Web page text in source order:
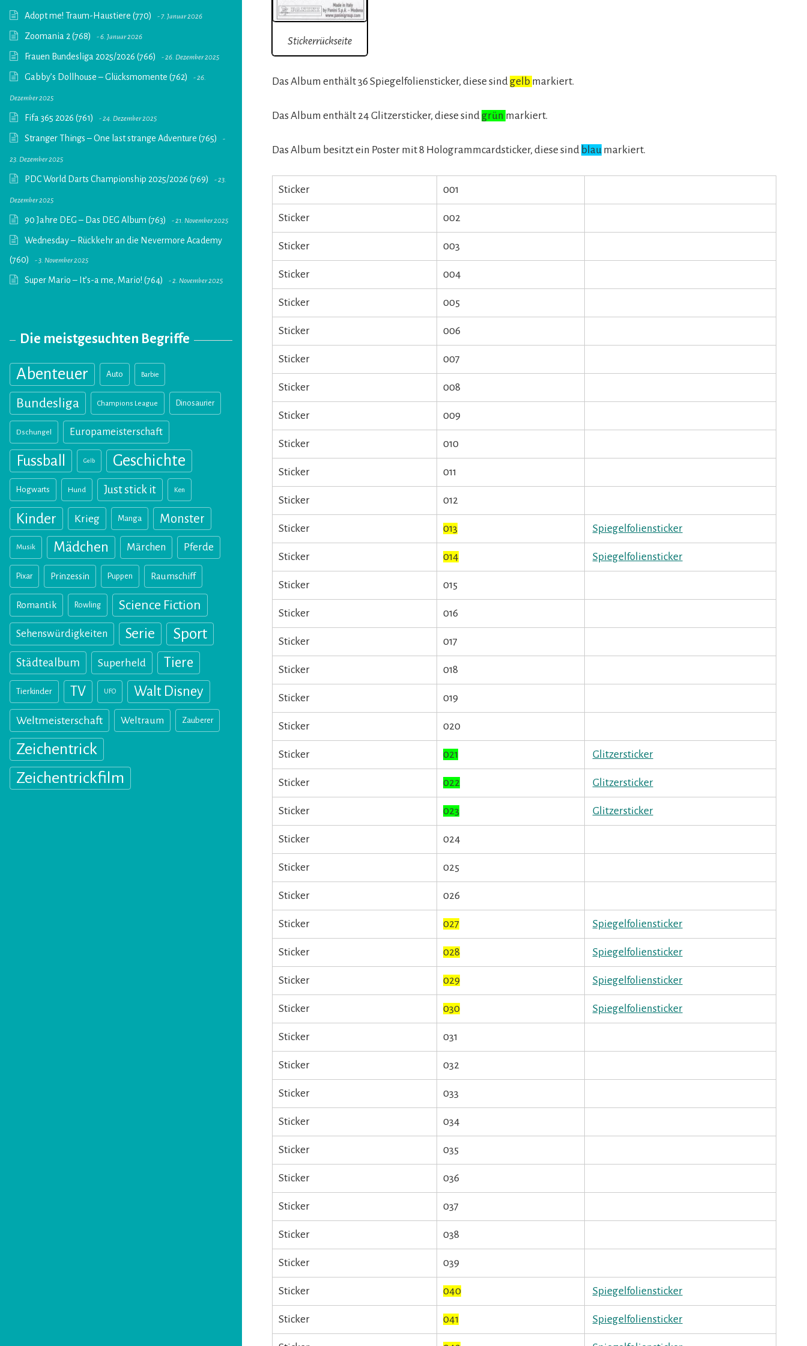
Adopt me! Traum-Haustiere (770) 7. Januar 2026
Zoomania 2 (768) 6. Januar 2026
Frauen Bundesliga 2025/2026 (766) 26. Dezember 2025
Gabby’s Dollhouse – Glücksmomente (762) 26.
Dezember 2025
Fifa 365 2026 (761) 24. Dezember 2025
Stranger Things – One last strange Adventure (765)
23. Dezember 2025
PDC World Darts Championship 2025/2026 (769) 23.
Dezember 2025
90 Jahre DEG – Das DEG Album (763) 21. November 2025
Wednesday – Rückkehr an die Nevermore Academy
(760)
3. November 2025
Super Mario – It’s-a me, Mario! (764) 2. November 2025
Die meistgesuchten Begriffe
Abenteuer Auto Barbie
Bundesliga Champions League Dinosaurier
Dschungel Europameisterschaft
Fussball Gelb Geschichte
Hogwarts Hund Just stick it Ken
Kinder Krieg Manga Monster
Musik Mädchen Märchen Pferde
Pixar Prinzessin Puppen Raumschiff
Romantik Rowling Science Fiction
Sehenswürdigkeiten Serie Sport
Städtealbum Superheld Tiere
Tierkinder TV UFO Walt Disney
Weltmeisterschaft Weltraum Zauberer
Zeichentrick
Zeichentrickfilm
Stickerrückseite
Das Album enthält 36 Spiegelfoliensticker, diese sindgelb markiert.
Das Album enthält 24 Glitzersticker, diese sindgrün markiert.
Das Album besitzt ein Poster mit 8 Hologrammcardsticker, diese sind blau markiert.
Sticker 001
Sticker 002
Sticker 003
Sticker 004
Sticker 005
Sticker 006
Sticker 007
Sticker 008
Sticker 009
Sticker 010
Sticker 011
Sticker 012
Sticker 013 Spiegelfoliensticker
Sticker 014 Spiegelfoliensticker
Sticker 015
Sticker 016
Sticker 017
Sticker 018
Sticker 019
Sticker 020
Sticker 021 Glitzersticker
Sticker 022 Glitzersticker
Sticker 023 Glitzersticker
Sticker 024
Sticker 025
Sticker 026
Sticker 027 Spiegelfoliensticker
Sticker 028 Spiegelfoliensticker
Sticker 029 Spiegelfoliensticker
Sticker 030 Spiegelfoliensticker
Sticker 031
Sticker 032
Sticker 033
Sticker 034
Sticker 035
Sticker 036
Sticker 037
Sticker 038
Sticker 039
Sticker 040 Spiegelfoliensticker
Sticker 041 Spiegelfoliensticker